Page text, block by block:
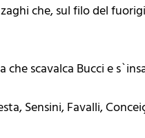
che, sul filo del
scavalca Bucci e
Sensini, Favalli,